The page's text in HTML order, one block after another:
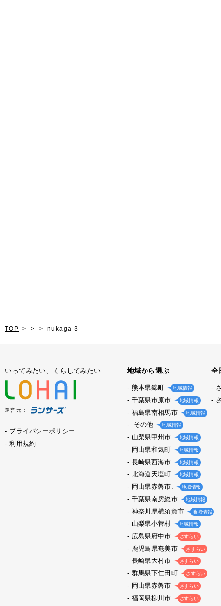
TOP nukaga-3
いってみたい、くらしてみたい
運営元：
プライバシーポリシー
利用規約
地域から選ぶ
熊本県錦町 地域情報
千葉県市原市 地域情報
福島県南相馬市 地域情報
その他 地域情報
山梨県甲州市 地域情報
岡山県和気町 地域情報
長崎県西海市 地域情報
北海道天塩町 地域情報
岡山県赤磐市. 地域情報
千葉県南房総市 地域情報
神奈川県横須賀市 地域情報
山梨県小菅村 地域情報
広島県府中市 さすらい
鹿児島県奄美市 さすらい
長崎県大村市 さすらい
群馬県下仁田町 さすらい
岡山県赤磐市 さすらい
福岡県柳川市 さすらい
全